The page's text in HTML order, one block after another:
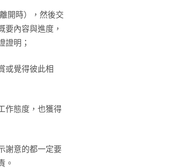
開時），然後交
要內容與進度，
證明；
或覺得彼此相
作態度，也獲得
謝意的都一定要
。